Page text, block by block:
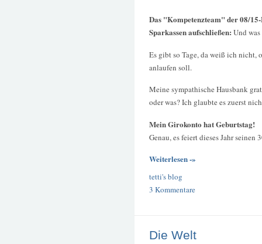
Das "Kompetenzteam" der 08/
Sparkassen aufschließen: Und
Es gibt so Tage, da weiß ich nicht,
anlaufen soll.
Meine sympathische Hausbank
oder was? Ich glaubte es zuerst
Mein Girokonto hat Geburtstag!
Genau, es feiert dieses Jahr
Weiterlesen -»
tetti's blog
3 Kommentare
Die Welt